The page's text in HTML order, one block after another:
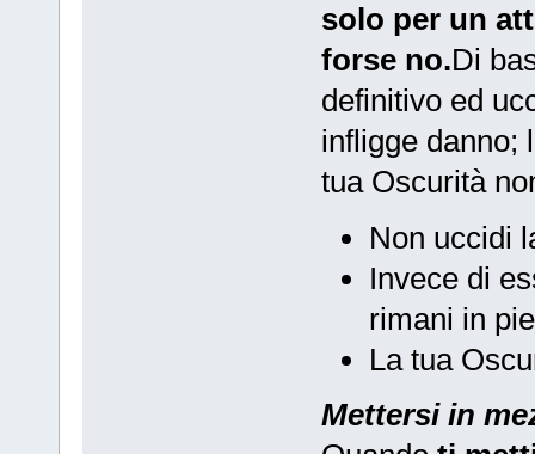
solo per un
forse no.Di
definitivo ed
infligge danno;
tua Oscurità
Non uccidi
Invece di
rimani in
La tua
Mettersi in